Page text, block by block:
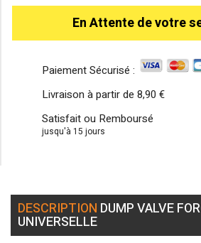
En Attente de votre
Paiement Sécurisé :
Livraison à partir de 8,90 €
Satisfait ou Remboursé
jusqu'à 15 jours
DESCRIPTION DUMP VALVE
UNIVERSELLE